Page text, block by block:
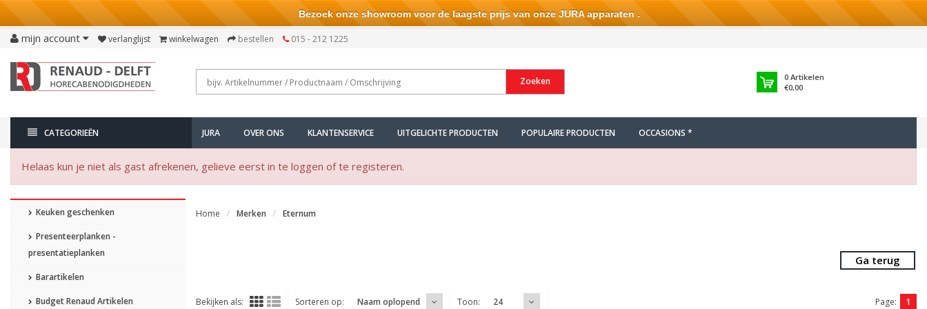
mijn account verlanglijst winkelwagen bestellen 015 - 212 1225
Zoeken 0Artikelen
€0,00
CATEGORIEËN JURA OVER ONS KLANTENSERVICE UITGELICHTE PRODUCTEN POPULAIRE PRODUCTEN OCCASIONS *
Helaas kun je niet als gast afrekenen, gelieve eerst in te loggen of te registeren.
Keuken geschenken
Presenteerplanken -
presentatieplanken
Barartikelen
Budget Renaud Artikelen
Home Merken Eternum
Ga terug
Bekijken als: Sorteren op: Naam oplopend Toon: 24 Page: 1
Bezoek onze showroom voor de laagste prijs van onze JURA apparaten .